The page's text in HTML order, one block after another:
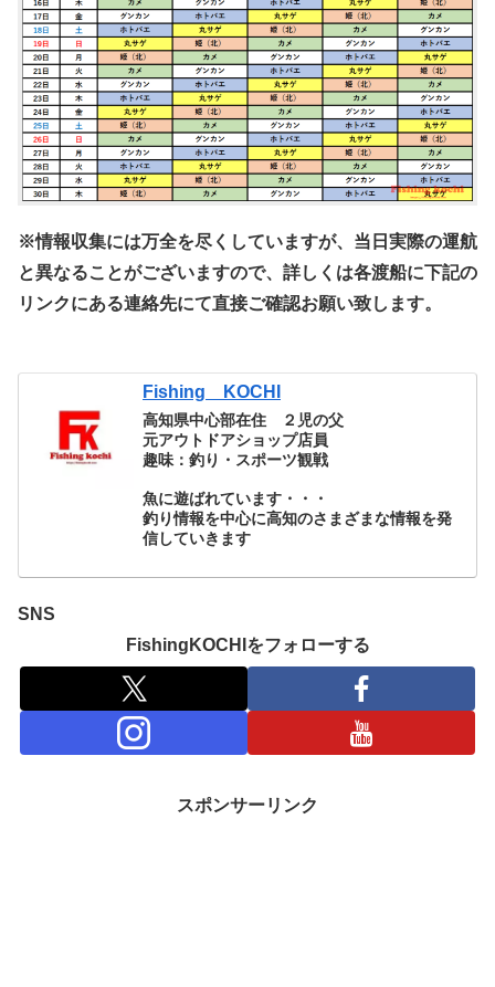
※情報収集には万全を尽くしていますが、当日実際の運航
と異なることがございますので、詳しくは各渡船に下記の
リンクにある連絡先にて直接ご確認お願い致します。
Fishing KOCHI
高知県中心部在住 ２児の父
元アウトドアショップ店員
趣味：釣り・スポーツ観戦
魚に遊ばれています・・・
釣り情報を中心に高知のさまざまな情報を発
信していきます
SNS
FishingKOCHIをフォローする
スポンサーリンク